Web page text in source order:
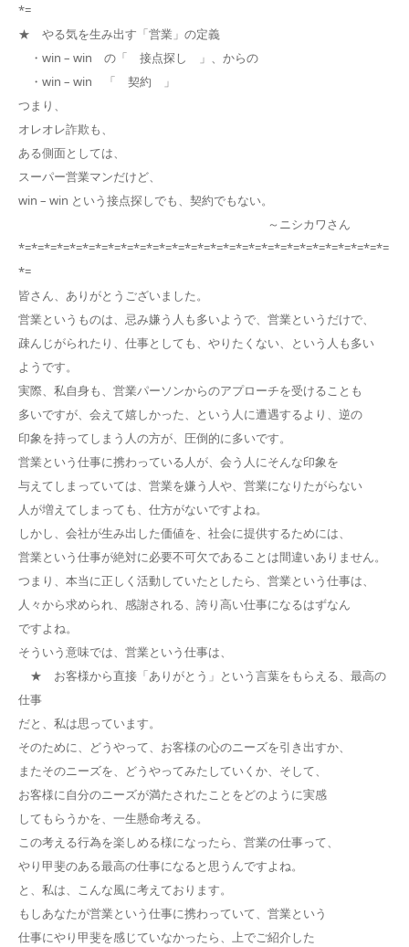
*=
★ やる気を生み出す「営業」の定義
・win – win の「 接点探し 」、からの
・win – win 「 契約 」
つまり、
オレオレ詐欺も、
ある側面としては、
スーパー営業マンだけど、
win – win という接点探しでも、契約でもない。
～ニシカワさん
*=*=*=*=*=*=*=*=*=*=*=*=*=*=*=*=*=*=*=*=*=*=*=*=*=*=*=*=*=
*=
皆さん、ありがとうございました。
営業というものは、忌み嫌う人も多いようで、営業というだけで、
疎んじがられたり、仕事としても、やりたくない、という人も多い
ようです。
実際、私自身も、営業パーソンからのアプローチを受けることも
多いですが、会えて嬉しかった、という人に遭遇するより、逆の
印象を持ってしまう人の方が、圧倒的に多いです。
営業という仕事に携わっている人が、会う人にそんな印象を
与えてしまっていては、営業を嫌う人や、営業になりたがらない
人が増えてしまっても、仕方がないですよね。
しかし、会社が生み出した価値を、社会に提供するためには、
営業という仕事が絶対に必要不可欠であることは間違いありません。
つまり、本当に正しく活動していたとしたら、営業という仕事は、
人々から求められ、感謝される、誇り高い仕事になるはずなん
ですよね。
そういう意味では、営業という仕事は、
★ お客様から直接「ありがとう」という言葉をもらえる、最高の
仕事
だと、私は思っています。
そのために、どうやって、お客様の心のニーズを引き出すか、
またそのニーズを、どうやってみたしていくか、そして、
お客様に自分のニーズが満たされたことをどのように実感
してもらうかを、一生懸命考える。
この考える行為を楽しめる様になったら、営業の仕事って、
やり甲斐のある最高の仕事になると思うんですよね。
と、私は、こんな風に考えております。
もしあなたが営業という仕事に携わっていて、営業という
仕事にやり甲斐を感じていなかったら、上でご紹介した